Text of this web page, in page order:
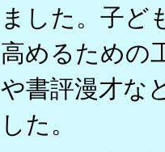
ました。子ど
高めるための
や書評漫才な
した。